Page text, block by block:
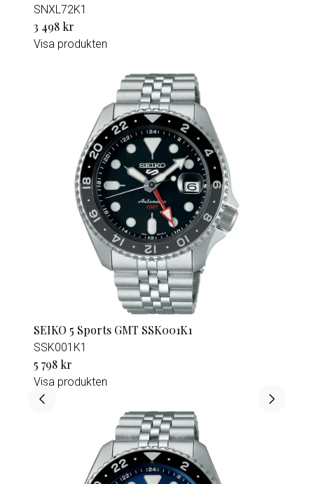
SNXL72K1
3 498 kr
Visa produkten
SEIKO 5 Sports GMT SSK001K1
SSK001K1
5 798 kr
Visa produkten